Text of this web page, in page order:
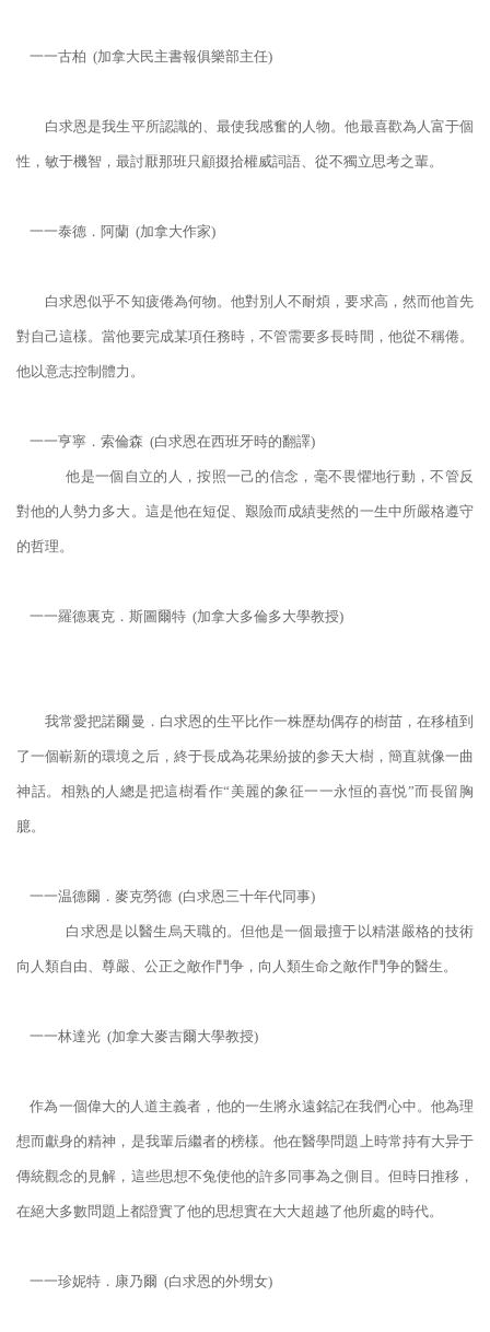
一一古柏 (加拿大民主書報俱樂部主任)
白求恩是我生平所認識的、最使我感奮的人物。他最喜歡為人富于個
性，敏于機智，最討厭那班只顧掇拾權威詞語、從不獨立思考之輩。
一一泰德．阿蘭 (加拿大作家)
白求恩似乎不知疲倦為何物。他對別人不耐煩，要求高，然而他首先
對自己這樣。當他要完成某項任務時，不管需要多長時間，他從不稱倦。
他以意志控制體力。
一一亨寧．索倫森 (白求恩在西班牙時的翻譯)
他是一個自立的人，按照一己的信念，毫不畏懼地行動，不管反
對他的人勢力多大。這是他在短促、艱險而成績斐然的一生中所嚴格遵守
的哲理。
一一羅德裏克．斯圖爾特 (加拿大多倫多大學教授)
我常愛把諾爾曼．白求恩的生平比作一株歷劫偶存的樹苗，在移植到
了一個嶄新的環境之后，終于長成為花果紛披的参天大樹，簡直就像一曲
神話。相熟的人總是把這樹看作“美麗的象征一一永恒的喜悦”而長留胸
臆。
一一温德爾．麥克勞德 (白求恩三十年代同事)
白求恩是以醫生烏天職的。但他是一個最擅于以精湛嚴格的技術
向人類自由、尊嚴、公正之敵作鬥争，向人類生命之敵作鬥争的醫生。
一一林達光 (加拿大麥吉爾大學教授)
作為一個偉大的人道主義者，他的一生將永遠銘記在我們心中。他為理
想而獻身的精神，是我輩后繼者的榜樣。他在醫學問題上時常持有大异于
傳統觀念的見解，這些思想不兔使他的許多同事為之側目。但時日推移，
在絕大多數問題上都證實了他的思想實在大大超越了他所處的時代。
一一珍妮特．康乃爾 (白求恩的外甥女)